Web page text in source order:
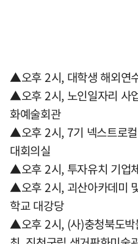
▲오후 2시, 대학생 해외연
▲오후 2시, 노인일자리 사
화예술회관
▲오후 2시, 7기 넥스트로
대회의실
▲오후 2시, 투자유치 기업
▲오후 2시, 괴산아카데미
학교 대강당
▲오후 2시, (사)충청북도박